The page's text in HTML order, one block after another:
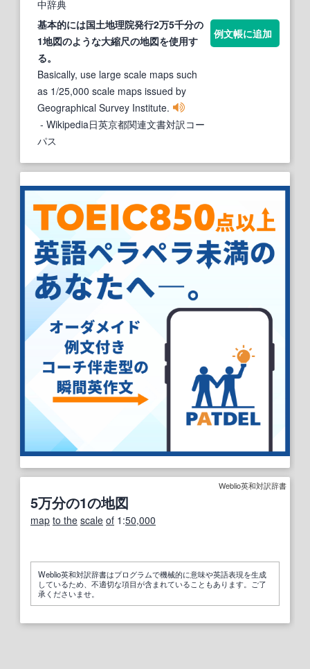
中辞典
基本的には国土地理院発行2万5千分の
1地図のような大縮尺の地図を使用す
る。
Basically, use large scale maps such
as 1/25,000 scale maps issued by
Geographical Survey Institute.
- Wikipedia日英京都関連文書対訳コー
パス
例文帳に追加
Weblio英和対訳辞書
5万分の1の地図
map to the scale of 1:50,000
Weblio英和対訳辞書はプログラムで機械的に意味や英語表現を生成
しているため、不適切な項目が含まれていることもあります。ご了
承くださいませ。